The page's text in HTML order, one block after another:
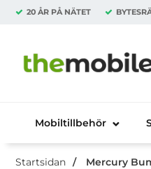
20 ÅR PÅ NÄTET
Mobiltillbehör
Startsidan Mercury